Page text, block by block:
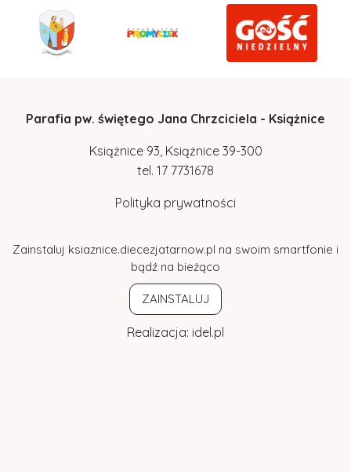
Parafia pw. świętego Jana Chrzciciela - Książnice
Książnice 93, Książnice 39-300
tel. 17 7731678
Polityka prywatności
Zainstaluj ksiaznice.diecezjatarnow.pl na swoim smartfonie i
bądź na bieżąco
ZAINSTALUJ
Realizacja: idel.pl